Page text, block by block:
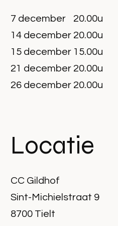
7 december
14 december
15 december
21 december
26 december
20.00u
20.00u
15.00u
20.00u
20.00u
Locatie
CC Gildhof
Sint-Michielstraat 9
8700 Tielt